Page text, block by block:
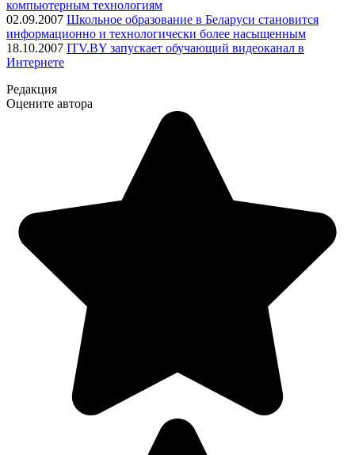
компьютерным технологиям
02.09.2007 Школьное образование в Беларуси становится
информационно и технологически более насыщенным
18.10.2007 ITV.BY запускает обучающий видеоканал в
Интернете
Редакция
Оцените автора